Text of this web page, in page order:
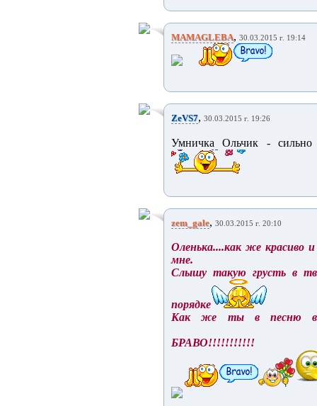
MAMAGLEBA, 30.03.2015 г. 19:14
ZeVS7, 30.03.2015 г. 19:26
Умничка Ольчик - сильно
zem_gale, 30.03.2015 г. 20:10
Оленька....как же красиво
мне.
Слышу такую грусть в
порядке
Как же ты в песню